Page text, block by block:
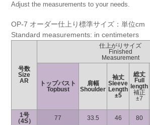
Adjust the measurements to your needs.
OP-7 オーダー仕上り標準サイズ：単位cm
Standard measurements: in centimeters
号数
Size
AR
仕上がりサイズ
Finished
Measurement
トップバスト
Topbust
肩幅
Shoulder
袖丈
Sleeve
Length
±5
総丈
Full
length
補正
±7
1号
（4S）
77 33.5 46 80